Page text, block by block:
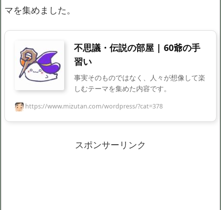
マを集めました。
不思議・伝説の部屋 | 60爺の手
習い
事実そのものではなく、人々が想像して楽
しむテーマを集めた内容です。
https://www.mizutan.com/wordpress/?cat=378
スポンサーリンク